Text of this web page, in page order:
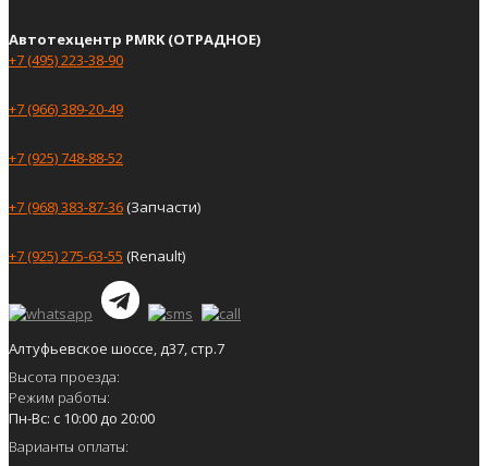
Автотехцентр PMRK (ОТРАДНОЕ)
+7 (495) 223-38-90
+7 (966) 389-20-49
+7 (925) 748-88-52
+7 (968) 383-87-36(Запчасти)
+7 (925) 275-63-55 (Renault)
Алтуфьевское шоссе, д37, стр.7
Высота проезда:
Режим работы:
Пн-Вс: с 10:00 до 20:00
Варианты оплаты: